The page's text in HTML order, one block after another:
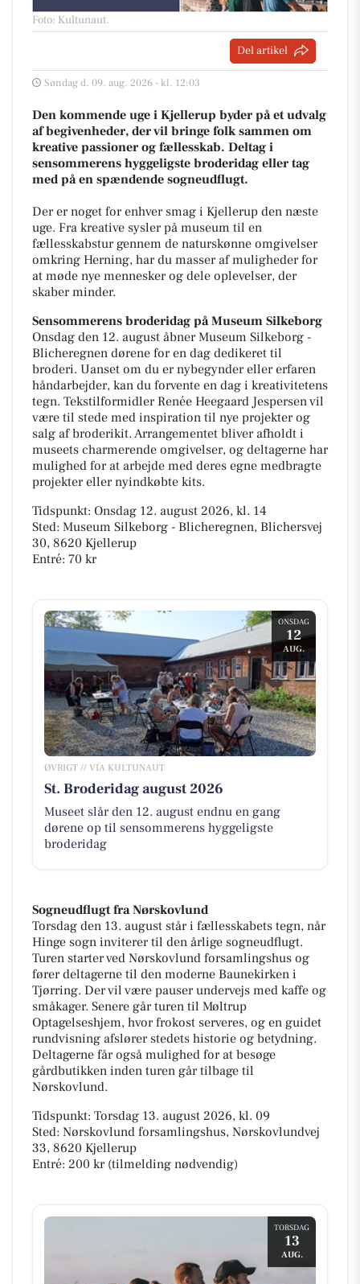
Foto: Kultunaut.
Del artikel
Søndag d. 09. aug. 2026 - kl. 12:03
Den kommende uge i Kjellerup byder på et udvalg
af begivenheder, der vil bringe folk sammen om
kreative passioner og fællesskab. Deltag i
sensommerens hyggeligste broderidag eller tag
med på en spændende sogneudflugt.
Der er noget for enhver smag i Kjellerup den næste
uge. Fra kreative sysler på museum til en
fællesskabstur gennem de naturskønne omgivelser
omkring Herning, har du masser af muligheder for
at møde nye mennesker og dele oplevelser, der
skaber minder.
Sensommerens broderidag på Museum Silkeborg
Onsdag den 12. august åbner Museum Silkeborg -
Blicheregnen dørene for en dag dedikeret til
broderi. Uanset om du er nybegynder eller erfaren
håndarbejder, kan du forvente en dag i kreativitetens
tegn. Tekstilformidler Renée Heegaard Jespersen vil
være til stede med inspiration til nye projekter og
salg af broderikit. Arrangementet bliver afholdt i
museets charmerende omgivelser, og deltagerne har
mulighed for at arbejde med deres egne medbragte
projekter eller nyindkøbte kits.
Tidspunkt: Onsdag 12. august 2026, kl. 14
Sted: Museum Silkeborg - Blicheregnen, Blichersvej
30, 8620 Kjellerup
Entré: 70 kr
ONSDAG
12
AUG.
ØVRIGT // VIA KULTUNAUT
St. Broderidag august 2026
Museet slår den 12. august endnu en gang
dørene op til sensommerens hyggeligste
broderidag
Sogneudflugt fra Nørskovlund
Torsdag den 13. august står i fællesskabets tegn, når
Hinge sogn inviterer til den årlige sogneudflugt.
Turen starter ved Nørskovlund forsamlingshus og
fører deltagerne til den moderne Baunekirken i
Tjørring. Der vil være pauser undervejs med kaffe og
småkager. Senere går turen til Møltrup
Optagelseshjem, hvor frokost serveres, og en guidet
rundvisning afslører stedets historie og betydning.
Deltagerne får også mulighed for at besøge
gårdbutikken inden turen går tilbage til
Nørskovlund.
Tidspunkt: Torsdag 13. august 2026, kl. 09
Sted: Nørskovlund forsamlingshus, Nørskovlundvej
33, 8620 Kjellerup
Entré: 200 kr (tilmelding nødvendig)
TORSDAG
13
AUG.